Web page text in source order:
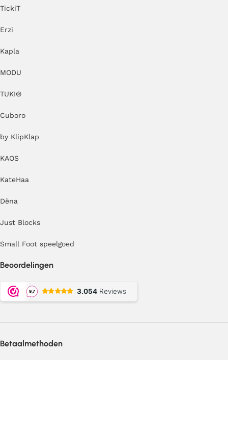
TickiT
Erzi
Kapla
MODU
TUKI®
Cuboro
by KlipKlap
KAOS
KateHaa
Dëna
Just Blocks
Small Foot speelgoed
Beoordelingen
Betaalmethoden